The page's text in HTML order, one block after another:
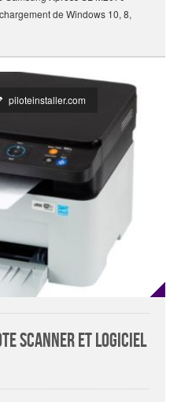
de Windows 10, 8,
piloteinstaller.com
Scanner Et Logiciel